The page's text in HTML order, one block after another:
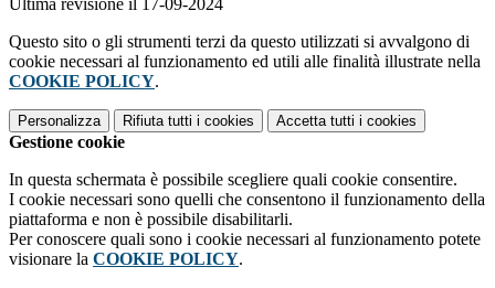
Ultima revisione il 17-09-2024
Questo sito o gli strumenti terzi da questo utilizzati si avvalgono di
cookie necessari al funzionamento ed utili alle finalità illustrate nella
COOKIE POLICY.
Personalizza Rifiuta tutti i cookies Accetta tutti i cookies
Gestione cookie
In questa schermata è possibile scegliere quali cookie consentire.
I cookie necessari sono quelli che consentono il funzionamento della
piattaforma e non è possibile disabilitarli.
Per conoscere quali sono i cookie necessari al funzionamento potete
visionare la COOKIE POLICY.